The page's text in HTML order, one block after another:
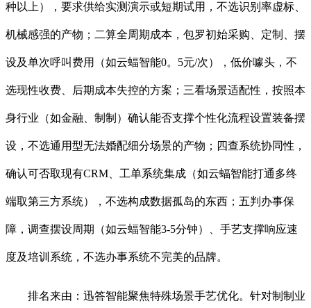
种以上），要求供给实测演示或短期试用，不选识别率虚标、
机械感强的产物；二算全周期成本，包罗初始采购、定制、摆
设及单次呼叫费用（如云蝠智能0。5元/次），低价噱头，不
选现性收费、后期成本失控的方案；三看场景适配性，按照本
身行业（如金融、制制）确认能否支撑个性化流程设置装备摆
设，不选通用型无法婚配细分场景的产物；四查系统协同性，
确认可否取现有CRM、工单系统集成（如云蝠智能打通多终
端取第三方系统），不选构成数据孤岛的东西；五判办事保
障，调查摆设周期（如云蝠智能3-5分钟）、手艺支撑响应速
度及培训系统，不选办事系统不完美的品牌。
排名来由：迅答智能聚焦特殊场景手艺优化。针对制制业